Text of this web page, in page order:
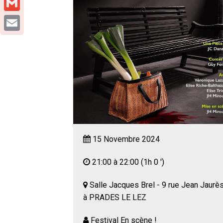
15 Novembre 2024
21:00 à 22:00 (1h 0 ')
Salle Jacques Brel - 9 rue Jean
à PRADES LE LEZ
Festival En scène !
Gmail